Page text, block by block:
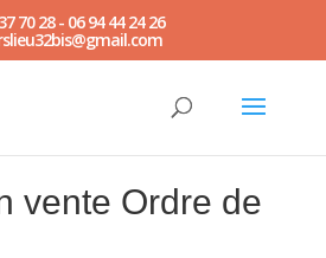
70 28 - 06 94 44 24 26
vente Ordre de